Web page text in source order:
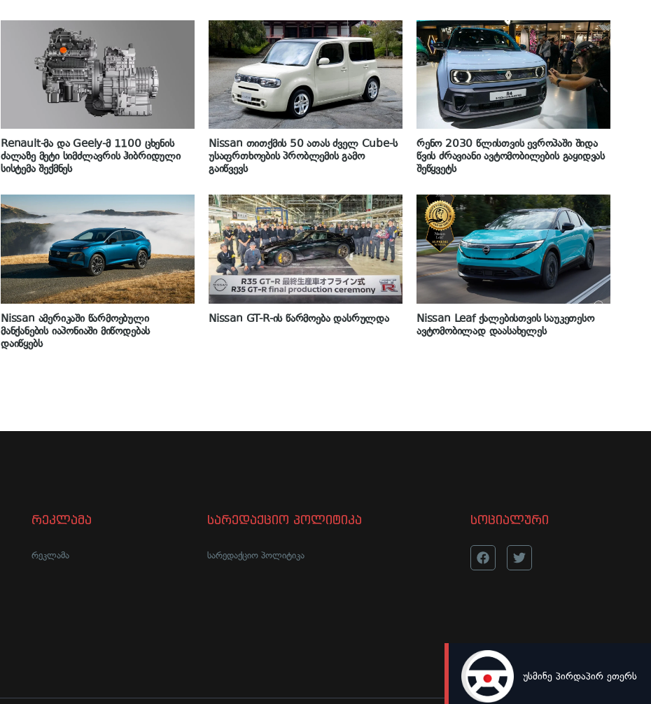
LIVEუსმინე პირდაპირ ეთერს
Renault-მა და Geely-მ 1100 ცხენის
ძალაზე მეტი სიმძლავრის ჰიბრიდული
სისტემა შექმნეს
Nissan თითქმის 50 ათას ძველ Cube-ს
უსაფრთხოების პრობლემის გამო
გაიწვევს
რენო 2030 წლისთვის ევროპაში შიდა
წვის ძრავიანი ავტომობილების გაყიდვას
შეწყვეტს
Nissan ამერიკაში წარმოებული
მანქანების იაპონიაში მიწოდებას
დაიწყებს
Nissan GT-R-ის წარმოება დასრულდა
Nissan Leaf ქალებისთვის საუკეთესო
ავტომობილად დაასახელეს
რეკლამა
რეკლამა
სარედაქციო პოლიტიკა
სარედაქციო პოლიტიკა
სოციალური